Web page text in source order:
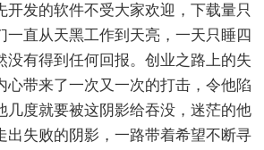
开发的软件不受大家欢迎，下载量只
一直从天黑工作到天亮，一天只睡四
没有得到任何回报。创业之路上的失
心带来了一次又一次的打击，令他陷
几度就要被这阴影给吞没，迷茫的他
出失败的阴影，一路带着希望不断寻